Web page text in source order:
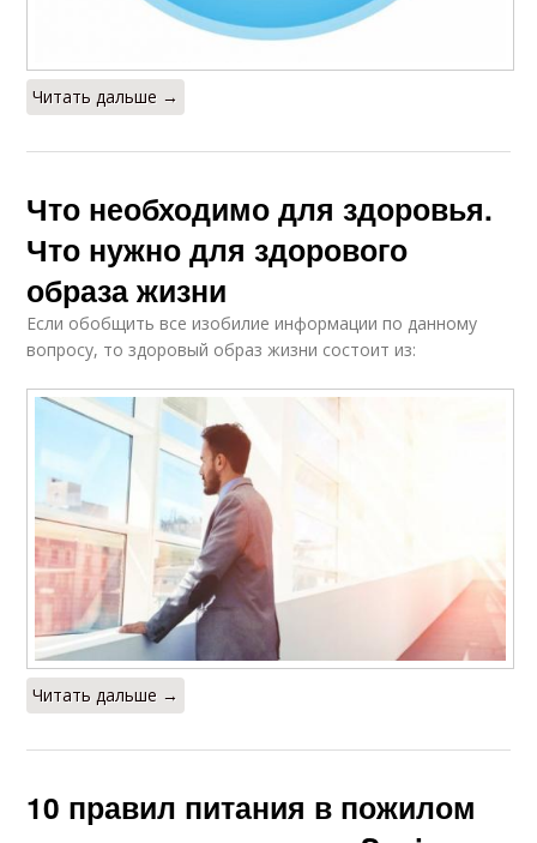
Читать дальше →
Что необходимо для здоровья.
Что нужно для здорового
образа жизни
Если обобщить все изобилие информации по данному
вопросу, то здоровый образ жизни состоит из:
Читать дальше →
10 правил питания в пожилом